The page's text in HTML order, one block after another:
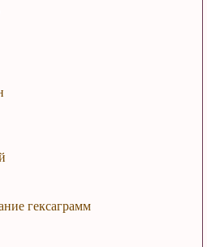
гексаграмм